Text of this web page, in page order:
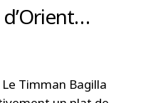
Timman Bagilla